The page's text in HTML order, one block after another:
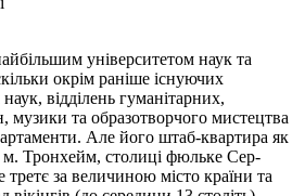
університетом наук та
окрім раніше існуючих
відділень гуманітарних,
музики та образотворчого мистецтва
Але його штаб-квартира як
м. Тронхейм, столиці фюльке Сер-
третє за величиною місто країни та